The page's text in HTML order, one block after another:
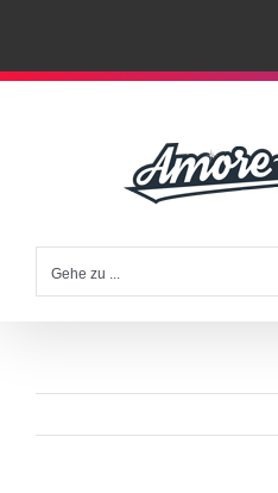
Zum
Gehe zu ...